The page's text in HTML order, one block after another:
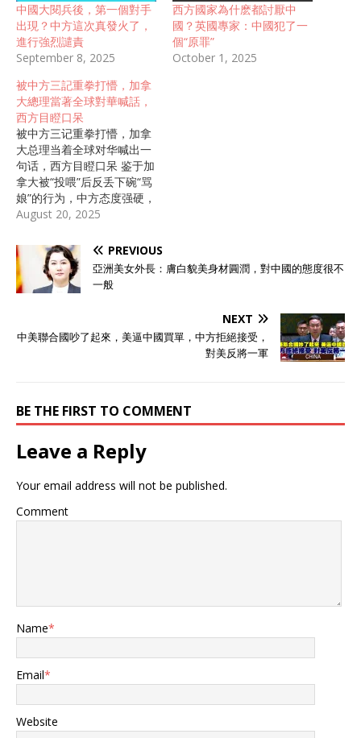
中國大閱兵後，第一個對手
出現？中方這次真發火了，
進行強烈譴責
September 8, 2025
西方國家為什麽都討厭中
國？英國專家：中國犯了一
個“原罪”
October 1, 2025
被中方三記重拳打懵，加拿
大總理當著全球對華喊話，
西方目瞪口呆
被中方三记重拳打懵，加拿
大总理当着全球对华喊出一
句话，西方目瞪口呆 鉴于加
拿大被“投喂”后反丢下碗“骂
娘”的行为，中方态度强硬，
使出三招“连环拳”对加拿
到中国的行动之后，目瞪口
呆。 加拿大，一个跟随美
国“耀武扬威”、“为虎作伥”的
西方发达国家，一直以来，
此做起事情来变本加厉，道
也是亘古不变的规律，中国
的善良没有换来对等的“回
中国也绝对不会惯着！ 中方
日起，对加拿大征收高额保
证金。 中方打出的第二拳：
加拿大的卤化丁基橡胶被中
为，让一众国家感到不可置
加拿大而言，无疑是招招毙
呢？实际上还是被加拿大“逼
急了”，常言道，兔子急了还
August 20, 2025
PREVIOUS
亞洲美女外長：膚白貌美身材圓潤，對中國的態度很不
一般
NEXT
中美聯合國吵了起來，美逼中國買單，中方拒絕接受，
對美反將一軍
BE THE FIRST TO COMMENT
Leave a Reply
Your email address will not be published.
Comment
Name*
Email*
Website